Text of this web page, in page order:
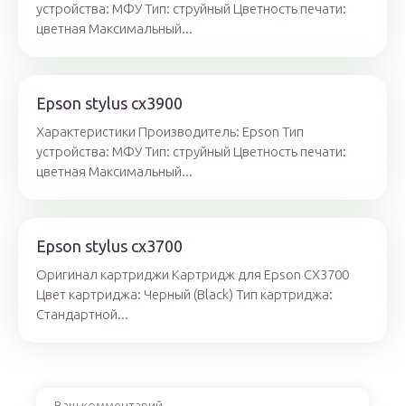
устройства: МФУ Тип: струйный Цветность печати:
цветная Максимальный...
Epson stylus cx3900
Характеристики Производитель: Epson Тип
устройства: МФУ Тип: струйный Цветность печати:
цветная Максимальный...
Epson stylus cx3700
Оригинал картриджи Картридж для Epson CX3700
Цвет картриджа: Черный (Black) Тип картриджа:
Стандартной...